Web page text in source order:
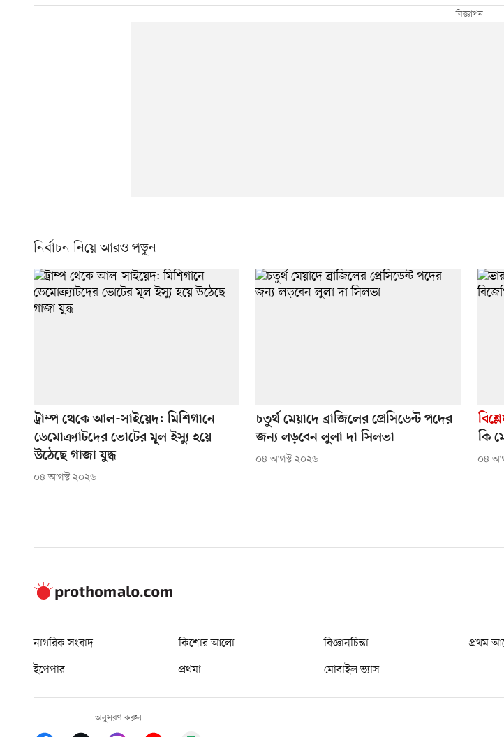
নির্বাচন নিয়ে আরও পড়ুন
ট্রাম্প থেকে আল-সাইয়েদ: মিশিগানে
ডেমোক্র্যাটদের ভোটের মূল ইস্যু হয়ে
উঠেছে গাজা যুদ্ধ
০৪ আগস্ট ২০২৬
চতুর্থ মেয়াদে ব্রাজিলের প্রেসিডেন্ট পদের
জন্য লড়বেন লুলা দা সিলভা
০৪ আগস্ট ২০২৬
কি
০৪
নাগরিক সংবাদ কিশোর আলো বিজ্ঞানচিন্তা প্রথম
ইপেপার
প্রথমা মোবাইল ভ্যাস
অনুসরণ করুন